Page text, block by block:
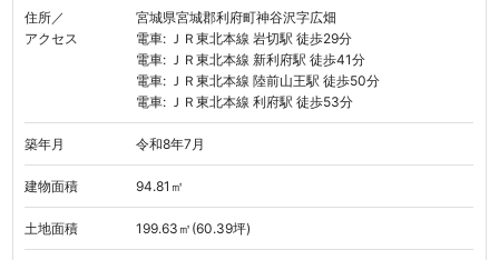
住所／
アクセス
宮城県宮城郡利府町神谷沢字広畑
電車: ＪＲ東北本線 岩切駅 徒歩29分
電車: ＪＲ東北本線 新利府駅 徒歩41分
電車: ＪＲ東北本線 陸前山王駅 徒歩50分
電車: ＪＲ東北本線 利府駅 徒歩53分
築年月 令和8年7月
建物面積 94.81㎡
土地面積 199.63㎡(60.39坪)